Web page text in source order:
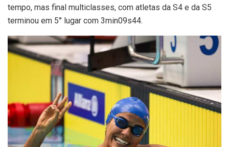
tempo, mas final multiclasses, com atletas da S4 e da S5
terminou em 5° lugar com 3min09s44.